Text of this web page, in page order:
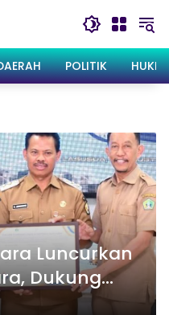
POLITIK
Luncurkan
Dukung
Data